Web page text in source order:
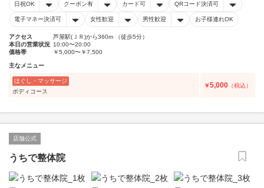
日祝OK クーポン有 カード可 QRコード決済可
電子マネー決済可 女性歓迎 男性歓迎 お子様連れOK
アクセス
芦屋駅(ＪＲ)から360m （徒歩5分）
本日の営業状況 10:00〜20:00
価格帯
￥5,000〜￥7,500
主なメニュー
ほぐし・マッサージ
ボディコース
￥5,000 （税込）
店舗公式
うちで整体院